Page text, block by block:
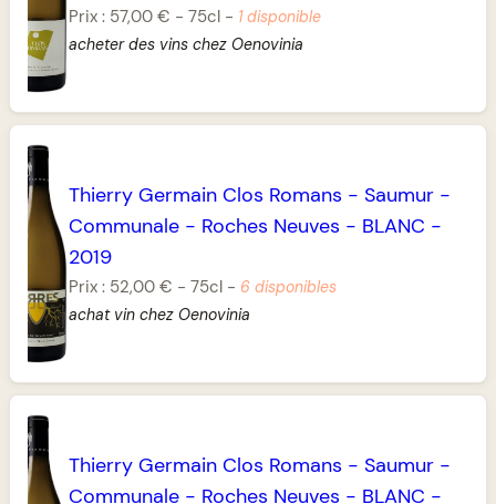
Prix : 57,00 € - 75cl- 1 disponible
acheter des vins chez Oenovinia
Thierry Germain Clos Romans - Saumur-
Communale- Roches Neuves - BLANC -
2019
Prix : 52,00 € - 75cl- 6 disponibles
achat vin chez Oenovinia
Thierry Germain Clos Romans - Saumur-
Communale- Roches Neuves - BLANC -